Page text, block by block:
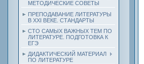
МЕТОДИЧЕСКИЕ СОВЕТЫ
ПРЕПОДАВАНИЕ ЛИТЕРАТУРЫ
В XXI ВЕКЕ. СТАНДАРТЫ
СТО САМЫХ ВАЖНЫХ ТЕМ ПО
ЛИТЕРАТУРЕ. ПОДГОТОВКА К
ЕГЭ
ДИДАКТИЧЕСКИЙ МАТЕРИАЛ
ПО ЛИТЕРАТУРЕ